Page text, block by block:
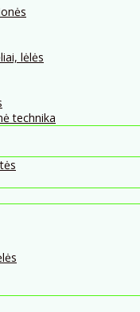
lėlės
technika